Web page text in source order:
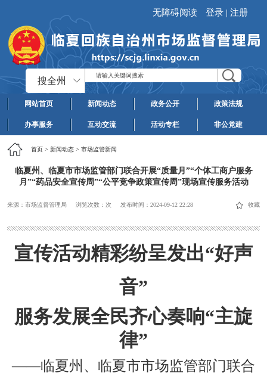
无障碍阅读 登录 | 注册
搜全州
网站首页 新闻动态 政务公开 政策法规
办事服务 互动交流 活动专栏 非公党建
首页> 新闻动态> 市场监管新闻
临夏州、临夏市市场监管部门联合开展“质量月”“个体工商户服务
月”“药品安全宣传周”“公平竞争政策宣传周”现场宣传服务活动
来源：市场监督管理局 浏览次数： 次 发布时间： 2024-09-12 22:28 收藏
宣传活动精彩纷呈发出“好声
音”
服务发展全民齐心奏响“主旋
律”
——临夏州、临夏市市场监管部门联合